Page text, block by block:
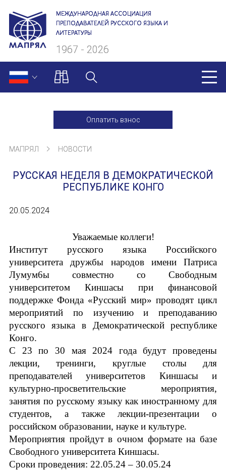
МЕЖДУНАРОДНАЯ АССОЦИАЦИЯ
ПРЕПОДАВАТЕЛЕЙ РУССКОГО ЯЗЫКА И
ЛИТЕРАТУРЫ
1967 - 2026
Оплатить взнос
О нас
Президиум
Ревизионная комиссия
Устав МАПРЯЛ
Вступить в МАПРЯЛ
История МАПРЯЛ
Медаль А. С. Пушкина
МЕРОПРИЯТИЯ
Мероприятия МАПРЯЛ на 2026 год
50 лет МАПРЯЛ
Архив мероприятий
НОВОСТИ
МАПРЯЛ НОВОСТИ
РУССКАЯ НЕДЕЛЯ В ДЕМОКРАТИЧЕСКОЙ
РЕСПУБЛИКЕ КОНГО
20.05.2024
Уважаемые коллеги!
Институт русского языка Российского
университета дружбы народов имени Патриса
Лумум6ы совместно со Свободным
университетом Киншасы при финансовой
поддержке Фонда «Русский мир» проводят цикл
мероприятий по изучению и преподаванию
русского языка в Демократической республике
Конго.
С 23 по 30 мая 2024 года будут проведены
лекции, тренинги, круглые столы для
преподавателей университетов Киншасы и
культурно-просветительские мероприятия,
занятия по русскому языку как иностранному для
студентов, а также лекции-презентации о
российском образовании, науке и культуре.
Мероприятия пройдут в очном формате на базе
Свободного университета Киншасы.
Сроки проведения: 22.05.24 – 30.05.24
ИМЯ
E-MAIL